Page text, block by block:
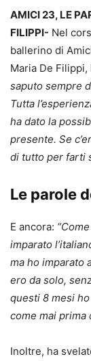
AMICI 23, LE
FILIPPI- Nel
ballerino di
Maria De Filippi,
saputo sempre
Tutta
ha dato la
presente. Se
di tutto per farti
Le parole
E ancora:
imparato
ma ho imparato
ero da solo,
questi 8 mesi
come mai prima
Inoltre, ha